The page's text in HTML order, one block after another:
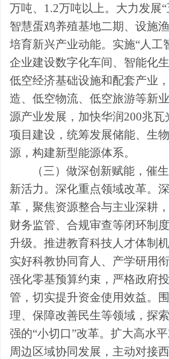
万吨、 1.2万吨以上。大力发展“
智慧蛋鸡养殖基地二期、设施
培育新兴产业动能。实施“人工
企业建设数字化车间、智能化
低空经济基础设施和配套产业
造、低空物流、低空旅游等新
源产业发展，加快华润200兆瓦
项目建设，统筹发展储能、生
源，构建新型能源体系。
（三）做深创新赋能，催
新活力。 深化重点领域改革。
革，聚焦资源整合与主业深耕
财务监管、合规审查等闭环制
升级。推进教育科技人才体制
实好科教协同育人、产学研用
强化零基预算约束，严格政府
管，切实提升资金使用效益。
理、保障改善民生等领域，探
强的“小切口”改革。扩大高水
周边区域协同发展，主动对接